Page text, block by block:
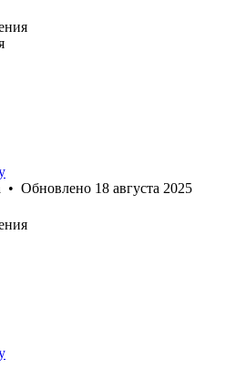
• Обновлено 18 августа 2025